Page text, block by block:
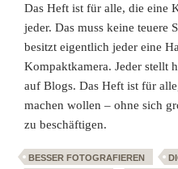
Das Heft ist für alle, die eine
jeder. Das muss keine teuere
besitzt eigentlich jeder eine
Kompaktkamera. Jeder stellt
auf Blogs. Das Heft ist für
machen wollen – ohne sich
zu beschäftigen.
BESSER FOTOGRAFIEREN